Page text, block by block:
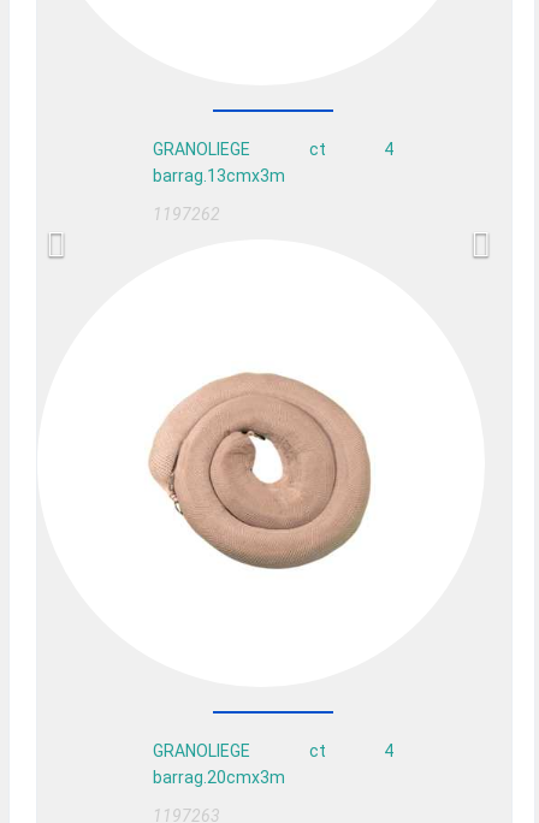
GRANOLIEGE ct 4
barrag.13cmx3m
1197262
GRANOLIEGE ct 4
barrag.20cmx3m
1197263